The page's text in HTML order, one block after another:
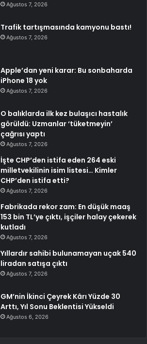
Ağustos 7, 2026
Trafik tartışmasında kamyonu bastı!
Ağustos 7, 2026
Apple’dan yeni karar: Bu sonbaharda
iPhone 18 yok
Ağustos 7, 2026
O balıklarda ilk kez bulaşıcı hastalık
görüldü: Uzmanlar ‘tüketmeyin’
çağrısı yaptı
Ağustos 7, 2026
İşte CHP’den istifa eden 264 eski
milletvekilinin isim listesi… Kimler
CHP’den istifa etti?
Ağustos 7, 2026
Fabrikada rekor zam: En düşük maaş
153 bin TL’ye çıktı, işçiler halay çekerek
kutladı
Ağustos 7, 2026
Yıllardır sahibi bulunamayan uçak 540
liradan satışa çıktı
Ağustos 7, 2026
GM’nin İkinci Çeyrek Kârı Yüzde 30
Arttı, Yıl Sonu Beklentisi Yükseldi
Ağustos 6, 2026